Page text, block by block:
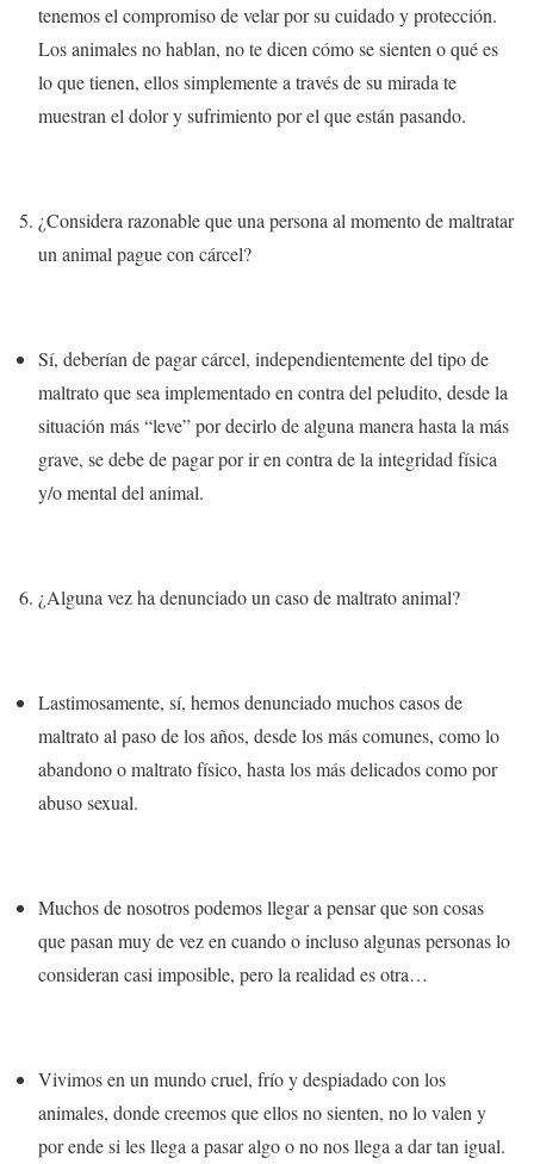
tenemos el compromiso de velar por su cuidado y protección.
Los animales no hablan, no te dicen cómo se sienten o qué es
lo que tienen, ellos simplemente a través de su mirada te
muestran el dolor y sufrimiento por el que están pasando.
¿Considera razonable que una persona al momento de maltratar
un animal pague con cárcel?
Sí, deberían de pagar cárcel, independientemente del tipo de
maltrato que sea implementado en contra del peludito, desde la
situación más “leve” por decirlo de alguna manera hasta la más
grave, se debe de pagar por ir en contra de la integridad física
y/o mental del animal.
¿Alguna vez ha denunciado un caso de maltrato animal?
Lastimosamente, sí, hemos denunciado muchos casos de
maltratoal paso de los años, desde los más comunes, como lo
abandono o maltrato físico, hasta los más delicados como por
abuso sexual.
Muchos de nosotros podemos llegar a pensar que son cosas
que pasan muy de vez en cuando o incluso algunas personas lo
consideran casi imposible, pero la realidad es otra…
Vivimos en un mundo cruel, frío y despiadado con los
animales, donde creemos que ellos no sienten, no lo valen y
por ende si les llega a pasar algo o no nos llega a dar tan igual.